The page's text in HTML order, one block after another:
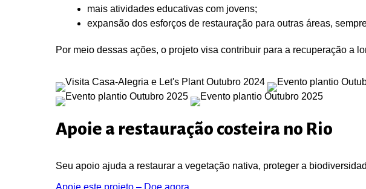
mais atividades educativas com jovens;
expansão dos esforços de restauração para outras áreas,
Por meio dessas ações, o projeto visa contribuir para a recuperação a
Apoie a restauração costeira no Rio
Seu apoio ajuda a restaurar a vegetação nativa, proteger a
Apoie este projeto – Doe agora